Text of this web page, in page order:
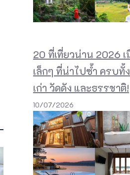
20 ที่เที่ยวน่าน 2026 เ
เล็กๆ ที่น่าไปซ้ำ ครบทั้
เก่า วัดดัง และธรรชาติ!
10/07/2026